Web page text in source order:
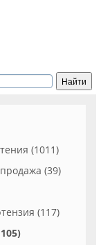
(1011)
(39)
(117)